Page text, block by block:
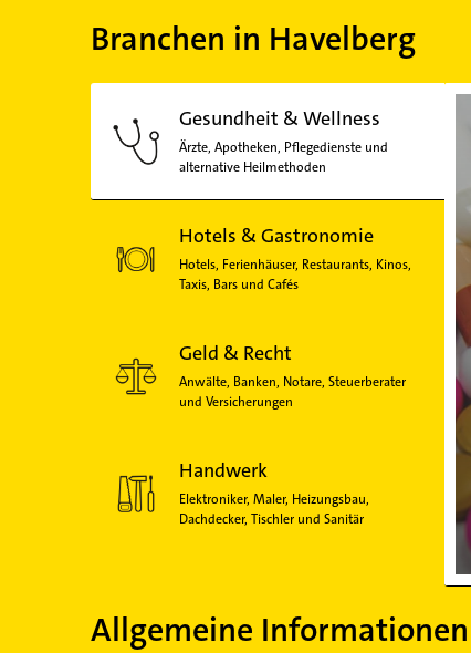
Branchen in Havelberg
Gesundheit & Wellness
Ärzte, Apotheken, Pflegedienste und
alternative Heilmethoden
Hotels & Gastronomie
Hotels, Ferienhäuser, Restaurants, Kinos,
Taxis, Bars und Cafés
Geld & Recht
Anwälte, Banken, Notare, Steuerberater
und Versicherungen
Handwerk
Elektroniker, Maler, Heizungsbau,
Dachdecker, Tischler und Sanitär
Allgemeine Informationen